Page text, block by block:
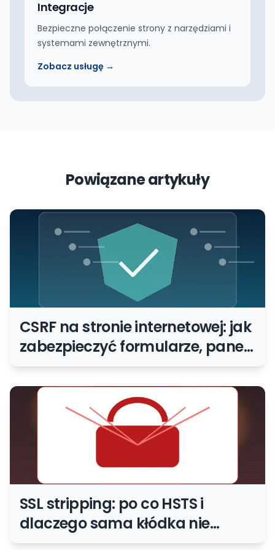
Integracje
Bezpieczne połączenie strony z narzędziami i
systemami zewnętrznymi.
Zobacz usługę →
Powiązane artykuły
CSRF na stronie internetowej: jak
zabezpieczyć formularze, panel i
koszyk
SSL stripping: po co HSTS i
dlaczego sama kłódka nie
wystarczy